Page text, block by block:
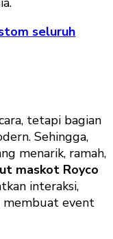
seluruh
tetapi bagian
Sehingga,
menarik, ramah,
maskot Royco
interaksi,
membuat event